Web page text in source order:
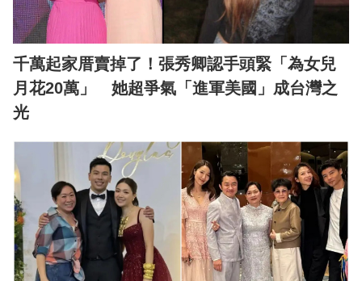
千萬起家厝賣掉了！張秀卿認手頭緊「為女兒
月花20萬」 她超爭氣「進軍美國」成台灣之
光